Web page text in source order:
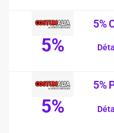
5%
5%
5%
5%